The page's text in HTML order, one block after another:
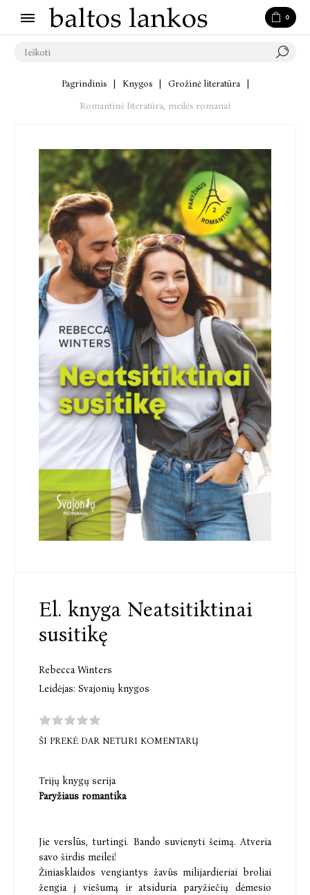
0
Pagrindinis Knygos Grožinė literatūra
Romantinė literatūra, meilės romanai
El. knyga Neatsitiktinai
susitikę
Rebecca Winters
Leidėjas: Svajonių knygos
ŠI PREKĖ DAR NETURI KOMENTARŲ
Trijų knygų serija
Paryžiaus romantika
Jie verslūs, turtingi. Bando suvienyti šeimą. Atveria
savo širdis meilei!
Žiniasklaidos vengiantys žavūs milijardieriai broliai
žengia į viešumą ir atsiduria paryžiečių dėmesio